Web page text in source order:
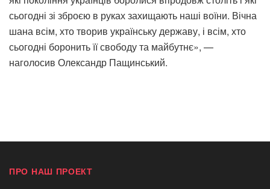
сьогодні зі зброєю в руках захищають наші воїни. Вічна
шана всім, хто творив українську державу, і всім, хто
сьогодні боронить її свободу та майбутнє», —
наголосив Олександр Пащинський.
ПРО НАШ ПРОЕКТ